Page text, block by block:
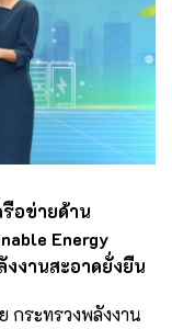
อข่ายด้าน
Energy
งานสะอาดยั่งยืน
กระทรวงพลังงาน